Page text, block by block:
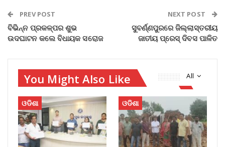
PREV POST
ବିଭିନ୍ନ ପ୍ରକଳ୍ପର ଶୁଭ
ଉଦଘାଟନ କଲେ ବିଧାୟକ ସରୋଜ
NEXT POST
ସୁବର୍ଣ୍ଣପୁରରେ ଜିଲ୍ଲାସ୍ତରୀୟ
ଜାତୀୟ ପ୍ରେସ୍ ଦିବସ ପାଳିତ
All
You Might Also Like
ଓଡିଶା ଓଡିଶା